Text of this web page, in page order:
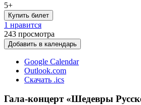
5+
Купить билет
1 нравится
243 просмотра
Добавить в календарь
Google Calendar
Outlook.com
Скачать .ics
Гала-концерт «Шедевры